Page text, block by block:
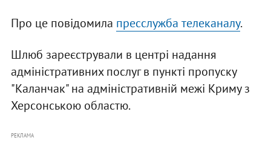
Про це повідомила пресслужба телеканалу.
Шлюб зареєстрували в центрі надання
адміністративних послуг в пункті пропуску
"Каланчак" на адміністративній межі Криму з
Херсонською областю.
РЕКЛАМА